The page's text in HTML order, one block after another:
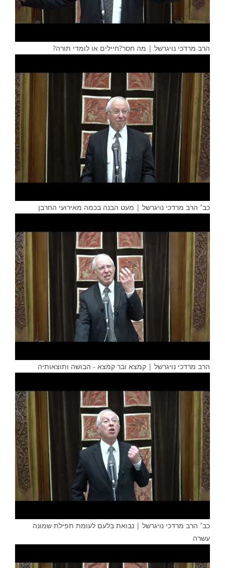
הרב מרדכי נויגרשל | מה חסר?חיילים או לומדי תורה?
כב׳ הרב מרדכי נויגרשל | מעט הבנה בכמה מאירועי החרבן
הרב מרדכי נויגרשל | קמצא ובר קמצא - הבושה ותוצאותיה
כב׳ הרב מרדכי נויגרשל | נבואת בלעם לעומת תפילת שמונה
עשרה